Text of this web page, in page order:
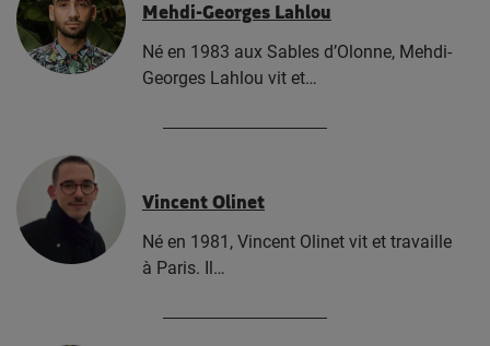
Mehdi-Georges Lahlou
Né en 1983 aux Sables d’Olonne, Mehdi-
Georges Lahlou vit et…
Vincent Olinet
Né en 1981, Vincent Olinet vit et travaille
à Paris. Il…